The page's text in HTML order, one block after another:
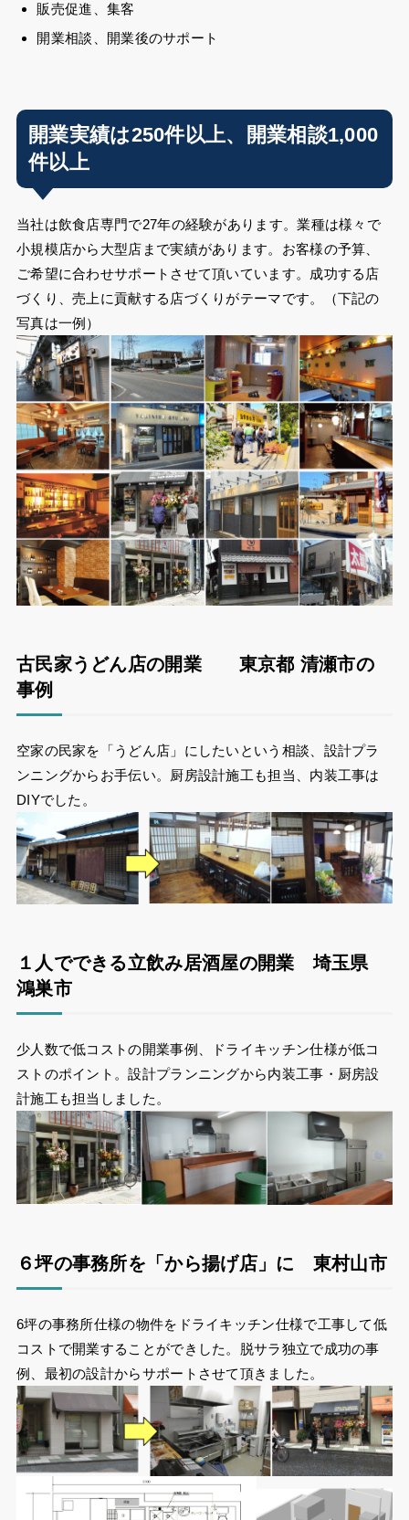
販売促進、集客
開業相談、開業後のサポート
開業実績は250件以上、開業相談1,000
件以上
当社は飲食店専門で27年の経験があります。業種は様々で
小規模店から大型店まで実績があります。お客様の予算、
ご希望に合わせサポートさせて頂いています。成功する店
づくり、売上に貢献する店づくりがテーマです。（下記の
写真は一例）
古民家うどん店の開業 東京都 清瀬市の
事例
空家の民家を「うどん店」にしたいという相談、設計プラ
ンニングからお手伝い。厨房設計施工も担当、内装工事は
DIYでした。
１人でできる立飲み居酒屋の開業 埼玉県
鴻巣市
少人数で低コストの開業事例、ドライキッチン仕様が低コ
ストのポイント。設計プランニングから内装工事・厨房設
計施工も担当しました。
６坪の事務所を「から揚げ店」に 東村山市
6坪の事務所仕様の物件をドライキッチン仕様で工事して低
コストで開業することができした。脱サラ独立で成功の事
例、最初の設計からサポートさせて頂きました。